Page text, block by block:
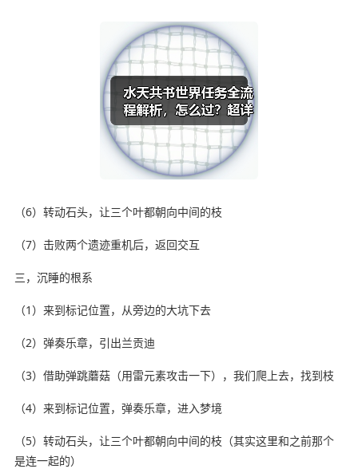
（6）转动石头，让三个叶都朝向中间的枝
（7）击败两个遗迹重机后，返回交互
三，沉睡的根系
（1）来到标记位置，从旁边的大坑下去
（2）弹奏乐章，引出兰贡迪
（3）借助弹跳蘑菇（用雷元素攻击一下），我们爬上去，找到枝
（4）来到标记位置，弹奏乐章，进入梦境
（5）转动石头，让三个叶都朝向中间的枝（其实这里和之前那个
是连一起的）